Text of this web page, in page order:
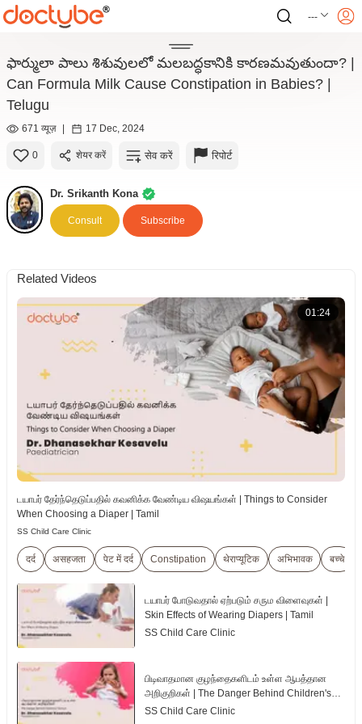
---
ఫార్ములా పాలు శిశువులలో మలబద్ధకానికి కారణమవుతుందా? |
Can Formula Milk Cause Constipation in Babies? |
Telugu
671 व्यूज़ | 17 Dec, 2024
0 शेयर करें सेव करें रिपोर्ट
Dr. Srikanth Kona
Consult Subscribe
Related Videos
01:24
டயாபர் தேர்ந்தெடுப்பதில் கவனிக்க வேண்டிய விஷயங்கள் | Things to Consider
When Choosing a Diaper | Tamil
SS Child Care Clinic
दर्द असहजता पेट में दर्द Constipation थेराप्यूटिक अभिभावक बच्चे
டயாபர் போடுவதால் ஏற்படும் சரும விளைவுகள் |
Skin Effects of Wearing Diapers | Tamil
SS Child Care Clinic
பிடிவாதமான குழந்தைகளிடம் உள்ள ஆபத்தான
அறிகுறிகள் | The Danger Behind Children's
Tantrum | Tamil
SS Child Care Clinic